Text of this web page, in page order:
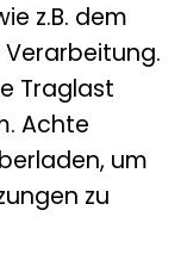
z.B. dem
Traglast
Achte
um
zu